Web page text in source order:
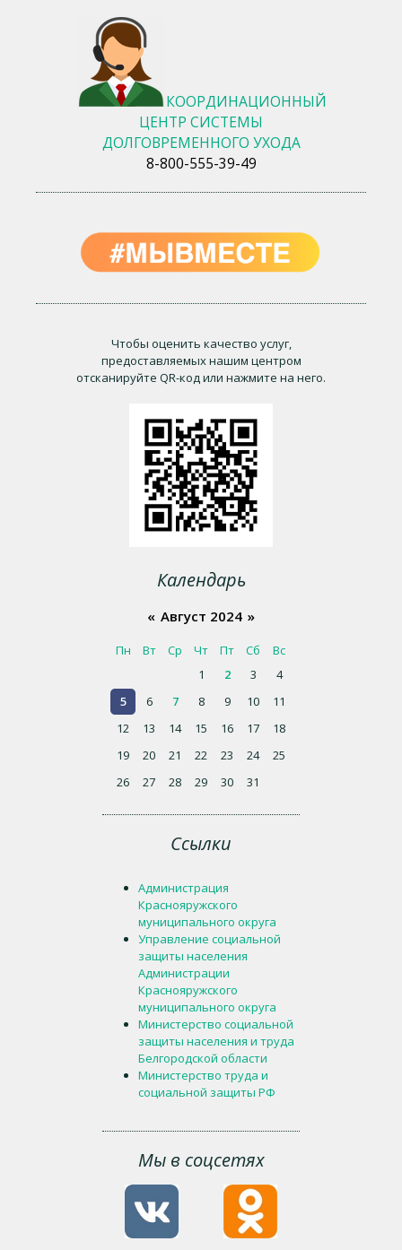
КООРДИНАЦИОННЫЙ
ЦЕНТР СИСТЕМЫ
ДОЛГОВРЕМЕННОГО УХОДА
8-800-555-39-49
Чтобы оценить качество услуг,
предоставляемых нашим центром
отсканируйте QR-код или нажмите на него.
Календарь
« Август 2024 »
Пн Вт Ср Чт Пт Сб
Вс
1
2 3
4
5
6 7 8 9 10
11
12
13 14 15 16 17
18
19
20 21 22 23 24
25
26
27 28 29 30 31
Ссылки
Администрация
Краснояружского
муниципального округа
Управление социальной
защиты населения
Администрации
Краснояружского
муниципального округа
Министерство социальной
защиты населения и труда
Белгородской области
Министерство труда и
социальной защиты РФ
Мы в соцсетях